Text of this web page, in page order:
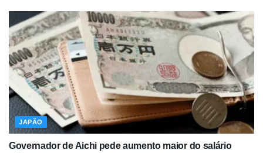
JAPÃO
Governador de Aichi pede aumento maior do salário